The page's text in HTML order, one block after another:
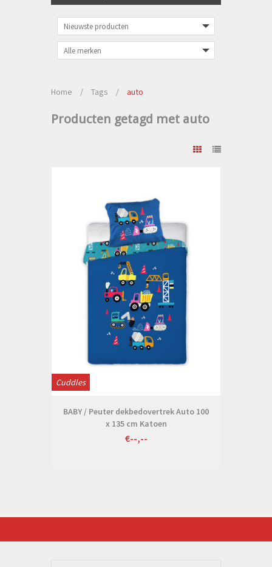
Home / Tags / auto
Producten getagd met auto
Cuddles
BABY / Peuter dekbedovertrek Auto 100
x 135 cm Katoen
€--,--